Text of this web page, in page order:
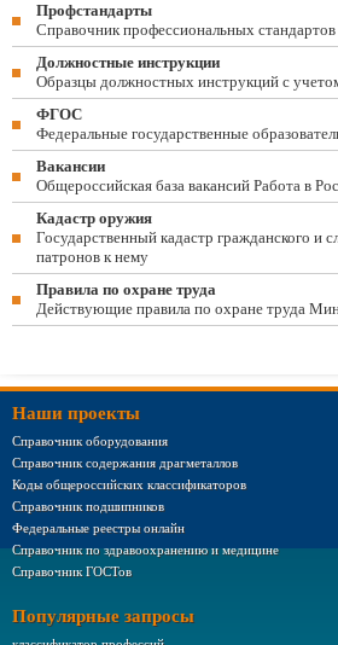
Профстандарты
Справочник профессиональных стандартов
Должностные инструкции
Образцы должностных инструкций с
ФГОС
Федеральные государственные
Вакансии
Общероссийская база вакансий Работа в
Кадастр оружия
Государственный кадастр гражданского и
патронов к нему
Правила по охране труда
Действующие правила по охране труда
Наши проекты
Справочник оборудования
Справочник содержания драгметаллов
Коды общероссийских классификаторов
Справочник подшипников
Федеральные реестры онлайн
Справочник по здравоохранению и медицине
Справочник ГОСТов
Популярные запросы